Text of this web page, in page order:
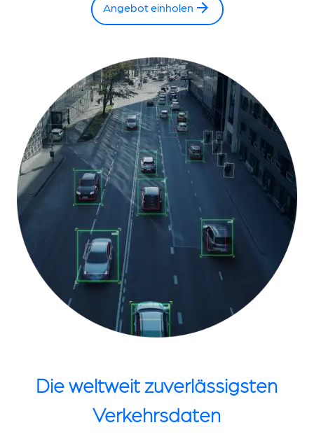
Angebot einholen
Die weltweit zuverlässigsten
Verkehrsdaten